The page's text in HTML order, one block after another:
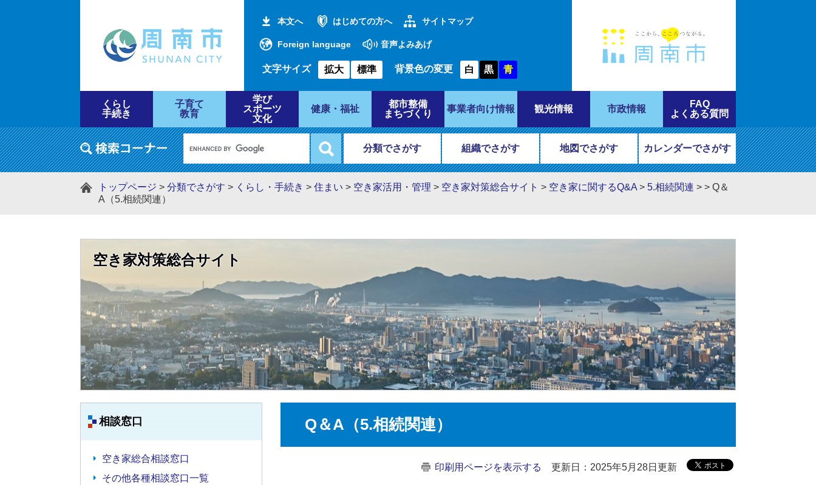
本文へ はじめての方へ サイトマップ
Foreign language 音声よみあげ
文字サイズ 拡大 標準 背景色の変更 白 黒 青
くらし
手続き
子育て
教育
学び
スポーツ
文化
健康・福祉
都市整備
まちづくり
事業者向け情報 観光情報 市政情報
FAQ
よくある質問
分類でさがす 組織でさがす 地図でさがす カレンダーでさがす
トップページ > 分類でさがす > くらし・手続き > 住まい > 空き家活用・管理 > 空き家対策総合サイト > 空き家に関するQ&A > 5.相続関連 > > Q＆
A（5.相続関連）
空き家対策総合サイト
相談窓口
空き家総合相談窓口
その他各種相談窓口一覧
Q＆A（5.相続関連）
印刷用ページを表示する 更新日：2025年5月28日更新